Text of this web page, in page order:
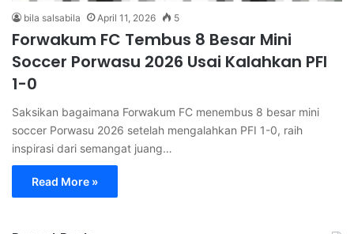
bila salsabila April 11, 2026 5
Forwakum FC Tembus 8 Besar Mini
Soccer Porwasu 2026 Usai Kalahkan PFI
1-0
Saksikan bagaimana Forwakum FC menembus 8 besar mini
soccer Porwasu 2026 setelah mengalahkan PFI 1-0, raih
inspirasi dari semangat juang…
Read More »